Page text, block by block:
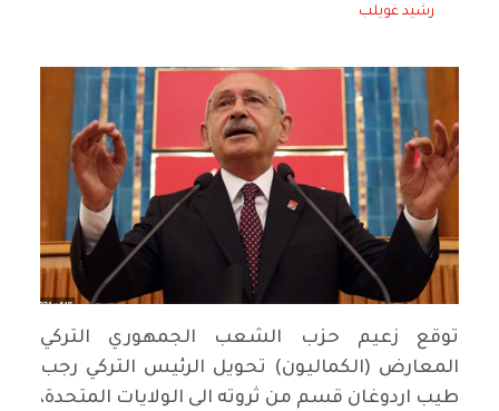
رشيد غويلب
توقع زعيم حزب الشعب الجمهوري التركي
المعارض (الكماليون) تحويل الرئيس التركي رجب
طيب اردوغان قسم من ثروته الى الولايات المتحدة،